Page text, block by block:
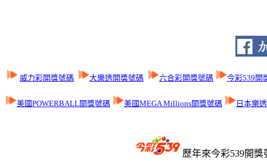
威力彩開獎號碼 大樂透開獎號碼 六合彩開獎號碼 今彩539開
美國POWERBALL開獎號碼 美國MEGA Millions開獎號碼 日本樂
歷年來今彩539開